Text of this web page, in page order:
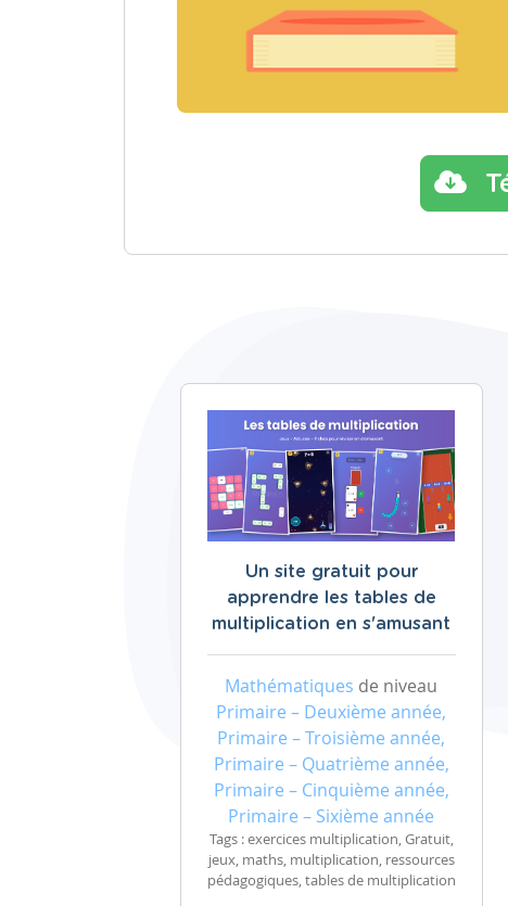
Un site gratuit pour
apprendre les tables de
multiplication en s'amusant
Mathématiques de niveau
Primaire – Deuxième année,
Primaire – Troisième année,
Primaire – Quatrième année,
Primaire – Cinquième année,
Primaire – Sixième année
Tags : exercices multiplication, Gratuit,
jeux, maths, multiplication, ressources
pédagogiques, tables de multiplication